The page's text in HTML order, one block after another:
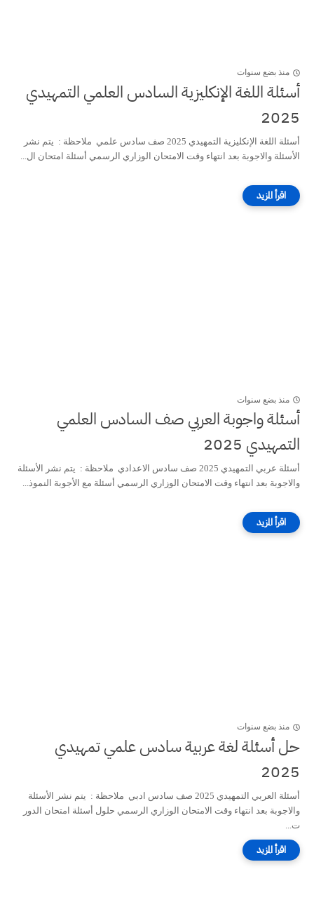
منذ بضع سنوات
أسئلة اللغة الإنكليزية السادس العلمي التمهيدي
2025
أسئلة اللغة الإنكليزية التمهيدي 2025 صف سادس علمي ملاحظة : يتم نشر
الأسئلة والاجوبة بعد انتهاء وقت الامتحان الوزاري الرسمي أسئلة امتحان ال...
منذ بضع سنوات
أسئلة واجوبة العربي صف السادس العلمي
التمهيدي 2025
أسئلة عربي التمهيدي 2025 صف سادس الاعدادي ملاحظة : يتم نشر الأسئلة
والاجوبة بعد انتهاء وقت الامتحان الوزاري الرسمي أسئلة مع الأجوبة النموذ...
منذ بضع سنوات
حل أسئلة لغة عربية سادس علمي تمهيدي
2025
أسئلة العربي التمهيدي 2025 صف سادس ادبي ملاحظة : يتم نشر الأسئلة
والاجوبة بعد انتهاء وقت الامتحان الوزاري الرسمي حلول أسئلة امتحان الدور
ت...